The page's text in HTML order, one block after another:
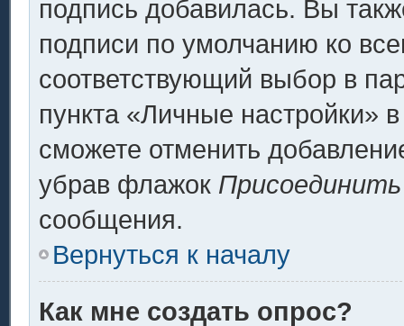
подпись добавилась. Вы
подписи по умолчанию ко
соответствующий выбор в
пункта «Личные настройки»
сможете отменить
убрав флажок
сообщения.
Вернуться к началу
Как мне создать опрос?